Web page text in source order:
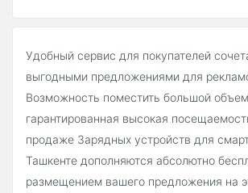
Удобный сервис для покупателей
выгодными предложениями для
Возможность поместить большой
гарантированная высокая
продаже Зарядных устройств для
Ташкенте дополняются абсолютно
размещением вашего предложения на